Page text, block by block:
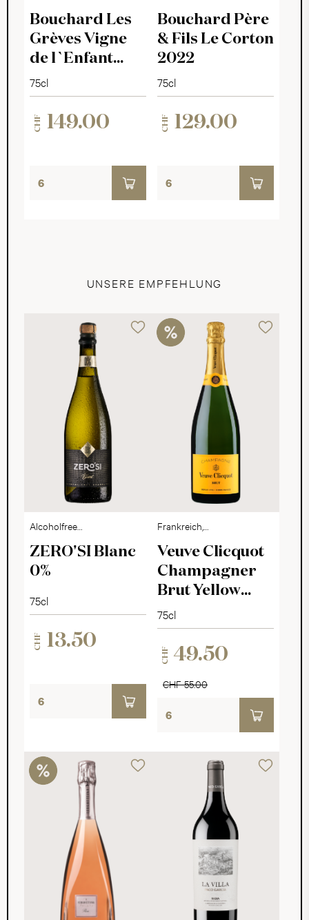
Beaune AOC
Bouchard Les
Grèves Vigne
de l`Enfant
Jésus 2022
75cl
CHF 149.00
Bouchard Père
& Fils Le Corton
2022
75cl
CHF 129.00
UNSERE EMPFEHLUNG
Alcoholfree
Sparkling Dry
ZERO'SI Blanc
0%
75cl
CHF 13.50
Frankreich,
Champagne
Veuve Clicquot
Champagner
Brut Yellow
Label
75cl
CHF 49.50
CHF 55.00